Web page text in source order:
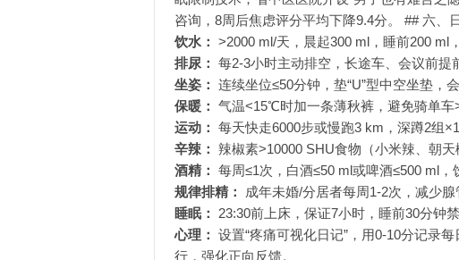
咨询，8周后焦虑评分平均下降9.4分。 ## 六、
饮水： >2000 ml/天，晨起300 ml，睡前200 ml
排尿： 每2-3小时主动排空，长途车、会议前提
坐姿： 连续坐位≤50分钟，垫“U”型中空坐垫，
保暖： 气温<15℃时加一条薄秋裤，避免骑单车
运动： 每天快走6000步或慢跑3 km，深蹲2组
辛辣： 辣椒素>10000 SHU食物（小米辣、朝
酒精： 每周≤1次，白酒≤50 ml或啤酒≤500 ml，
规律排精：
成年未婚/分居者每周1-2次，减少
睡眠： 23:30前上床，保证7小时，睡前30分钟
心理： 设置“疼痛可视化日记”，用0-10分记录
行，强化正向反馈。